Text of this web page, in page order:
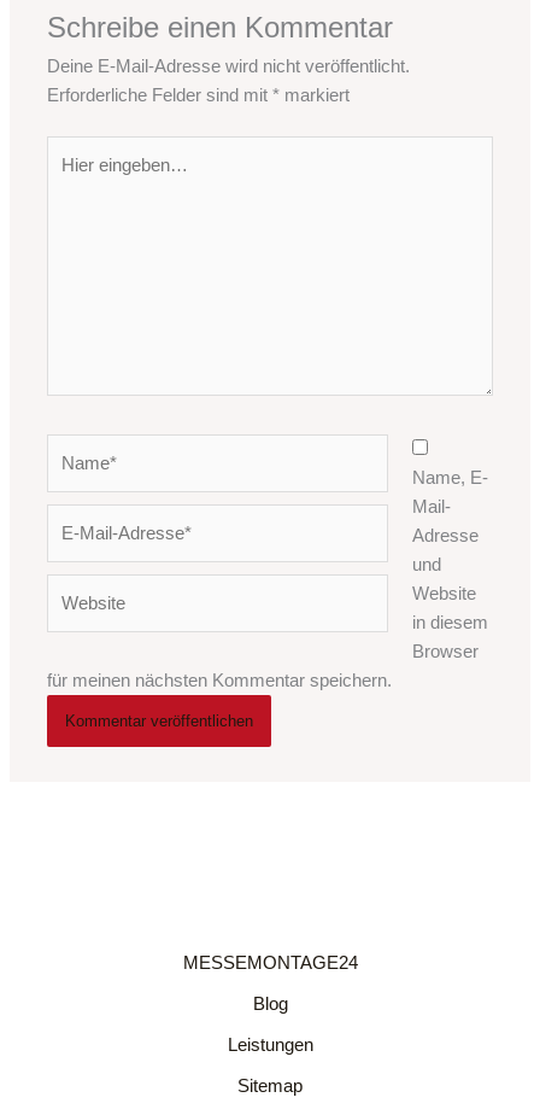
Schreibe einen Kommentar
Deine E-Mail-Adresse wird nicht veröffentlicht.
Erforderliche Felder sind mit* markiert
eingeben…
Adresse*
Name, E-
Mail-
Adresse
und
Website
in diesem
Browser
für meinen nächsten Kommentar speichern.
MESSEMONTAGE24
Blog
Leistungen
Sitemap